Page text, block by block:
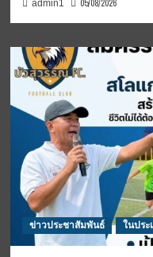
admin1 05/08/2026
ข่าวประชาสัมพันธ์ ในประ